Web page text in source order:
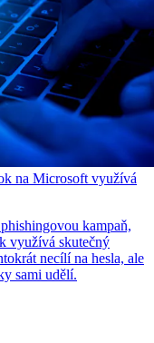
na Microsoft využívá
kampaň,
využívá skutečný
necílí na hesla, ale
sami udělí.